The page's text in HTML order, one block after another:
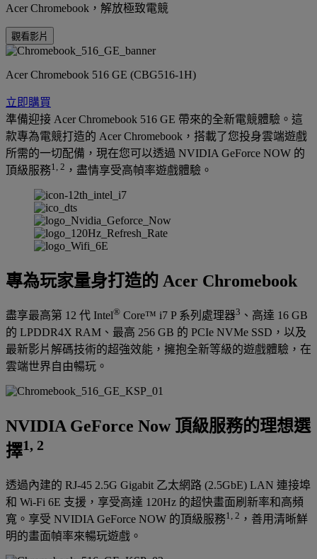
Acer Chromebook，解放極致電競
觀看影片
Acer Chromebook 516 GE (CBG516-1H)
立即購買
準備迎接 Acer Chromebook 516 GE 帶來的全新電競體驗。這
款專為電競打造的 Acer Chromebook，搭載了您投身雲端遊戲
所需的一切配備，現在您可以透過 NVIDIA GeForce NOW 的
頂級服務1, 2 ，盡情享受高幀率遊戲體驗。
專為玩家量身打造的 Acer Chromebook
盡享最高第 12 代 Intel® Core™ i7 P 系列處理器3 、高達 16 GB
的 LPDDR4X RAM、最高 256 GB 的 PCIe NVMe SSD，以及
最新影片解碼技術的超強效能，擁抱全新等級的遊戲體驗，在
雲端世界自由暢玩。
NVIDIA GeForce Now 頂級服務的理想選
擇1, 2
透過內建的 RJ-45 2.5G Gigabit 乙太網路 (2.5GbE) LAN 連接埠
和 Wi-Fi 6E 支援，享受高達 120Hz 的超快畫面刷新率和高頻
寬。享受 NVIDIA GeForce NOW 的頂級服務1, 2 ，善用清晰鮮
明的畫面幀率來暢玩遊戲。